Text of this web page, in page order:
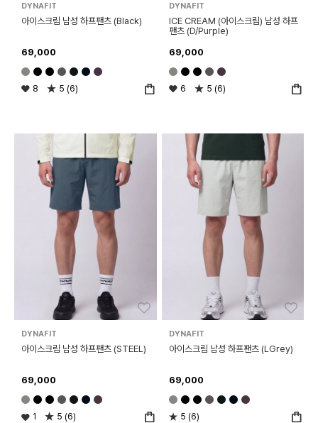
DYNAFIT
아이스크림 남성 하프팬츠 (Black)
69,000
8 5 (6)
DYNAFIT
ICE CREAM (아이스크림) 남성 하프
팬츠 (D/Purple)
69,000
6 5 (6)
DYNAFIT
아이스크림 남성 하프팬츠 (STEEL)
69,000
1 5 (6)
DYNAFIT
아이스크림 남성 하프팬츠 (LGrey)
69,000
5 (6)